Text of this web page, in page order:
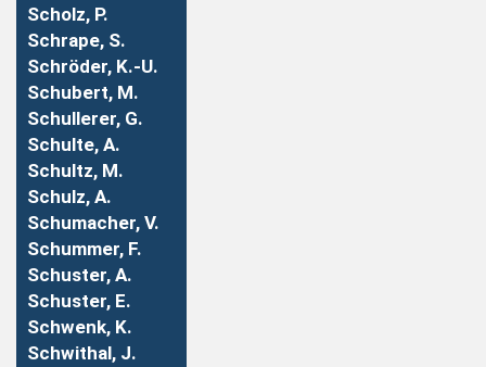
Scholz, P.
Schrape, S.
Schröder, K.-U.
Schubert, M.
Schullerer, G.
Schulte, A.
Schultz, M.
Schulz, A.
Schumacher, V.
Schummer, F.
Schuster, A.
Schuster, E.
Schwenk, K.
Schwithal, J.